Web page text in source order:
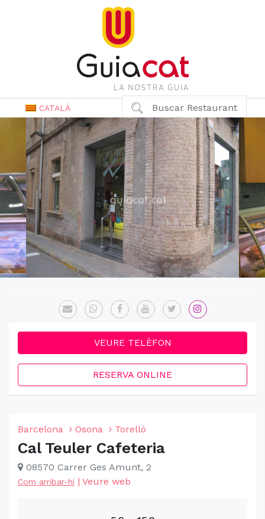
CATALÀ Buscar Restaurant
VEURE TELÈFON
RESERVA ONLINE
Barcelona Osona Torelló
Cal Teuler Cafeteria
08570 Carrer Ges Amunt, 2
Com arribar-hi | Veure web